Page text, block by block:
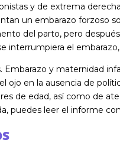
y de extrema
un embarazo forzoso
del parto, pero
interrumpiera el
Embarazo y maternidad
ojo en la ausencia de
de edad, así como de
puedes leer el informe